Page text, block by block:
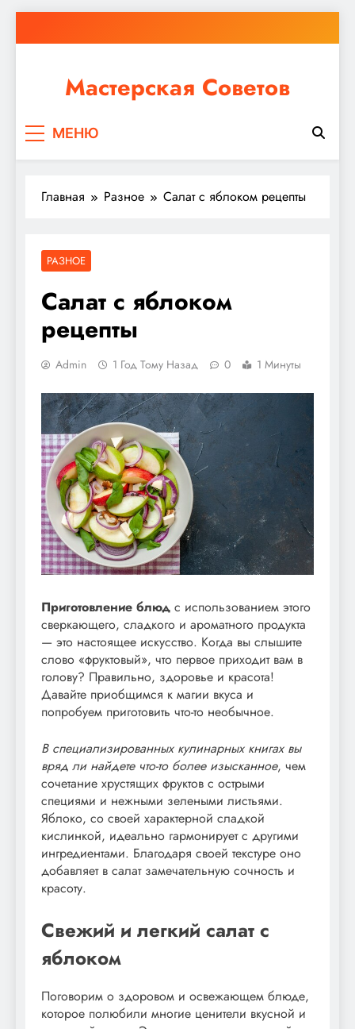
к
Мастерская Советов
ремонт или крупное строительство, в Мастерской
МЕНЮ
Главная Разное Салат с яблоком рецепты
РАЗНОЕ
Салат с яблоком
рецепты
Admin 1 Год Тому Назад 0 1 Минуты
Приготовление блюд с использованием этого
сверкающего, сладкого и ароматного продукта
— это настоящее искусство. Когда вы слышите
слово «фруктовый», что первое приходит вам в
голову? Правильно, здоровье и красота!
Давайте приобщимся к магии вкуса и
попробуем приготовить что-то необычное.
В специализированных кулинарных книгах вы
вряд ли найдете что-то более изысканное, чем
сочетание хрустящих фруктов с острыми
специями и нежными зелеными листьями.
Яблоко, со своей характерной сладкой
кислинкой, идеально гармонирует с другими
ингредиентами. Благодаря своей текстуре оно
добавляет в салат замечательную сочность и
красоту.
Свежий и легкий салат с
яблоком
Поговорим о здоровом и освежающем блюде,
которое полюбили многие ценители вкусной и